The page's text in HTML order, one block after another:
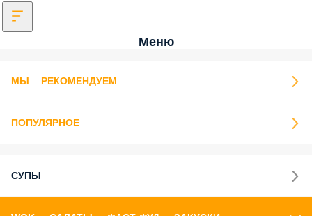
Меню
МЫ РЕКОМЕНДУЕМ
ПОПУЛЯРНОЕ
СУПЫ